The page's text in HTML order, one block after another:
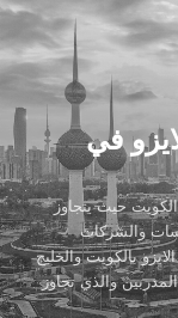
في
حيث يتجاوز
والشركات
بالكويت والخليج
والذي تجاوز